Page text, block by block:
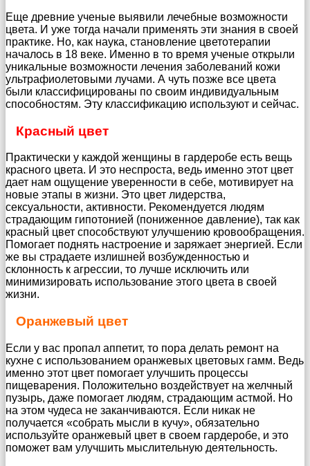
Еще древние ученые выявили лечебные возможности
цвета. И уже тогда начали применять эти знания в своей
практике. Но, как наука, становление цветотерапии
началось в 18 веке. Именно в то время ученые открыли
уникальные возможности лечения заболеваний кожи
ультрафиолетовыми лучами. А чуть позже все цвета
были классифицированы по своим индивидуальным
способностям. Эту классификацию используют и сейчас.
Красный цвет
Практически у каждой женщины в гардеробе есть вещь
красного цвета. И это неспроста, ведь именно этот цвет
дает нам ощущение уверенности в себе, мотивирует на
новые этапы в жизни. Это цвет лидерства,
сексуальности, активности. Рекомендуется людям
страдающим гипотонией (пониженное давление), так как
красный цвет способствуют улучшению кровообращения.
Помогает поднять настроение и заряжает энергией. Если
же вы страдаете излишней возбужденностью и
склонность к агрессии, то лучше исключить или
минимизировать использование этого цвета в своей
жизни.
Оранжевый цвет
Если у вас пропал аппетит, то пора делать ремонт на
кухне с использованием оранжевых цветовых гамм. Ведь
именно этот цвет помогает улучшить процессы
пищеварения. Положительно воздействует на желчный
пузырь, даже помогает людям, страдающим астмой. Но
на этом чудеса не заканчиваются. Если никак не
получается «собрать мысли в кучу», обязательно
используйте оранжевый цвет в своем гардеробе, и это
поможет вам улучшить мыслительную деятельность.